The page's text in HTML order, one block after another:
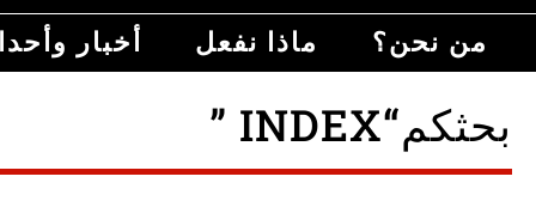
من نحن؟ ماذا نفعل أخبار
بحثكم“INDEX ”